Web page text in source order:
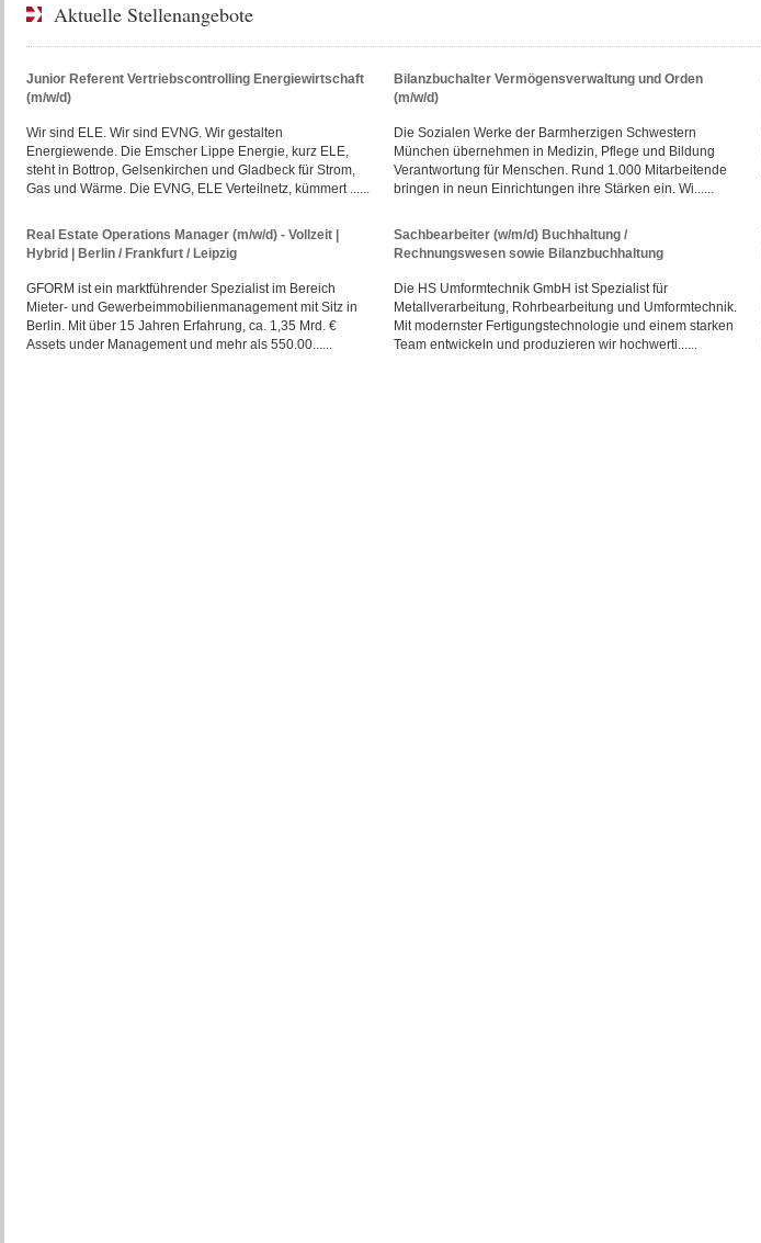
Aktuelle Stellenangebote
Junior Referent Vertriebscontrolling Energiewirtschaft
(m/w/d)
Wir sind ELE. Wir sind EVNG. Wir gestalten
Energiewende. Die Emscher Lippe Energie, kurz ELE,
steht in Bottrop, Gelsenkirchen und Gladbeck für Strom,
Gas und Wärme. Die EVNG, ELE Verteilnetz, kümmert ......
Bilanzbuchalter Vermögensverwaltung und Orden
(m/w/d)
Die Sozialen Werke der Barmherzigen Schwestern
München übernehmen in Medizin, Pflege und Bildung
Verantwortung für Menschen. Rund 1.000 Mitarbeitende
bringen in neun Einrichtungen ihre Stärken ein. Wi......
Real Estate Operations Manager (m/w/d) - Vollzeit |
Hybrid | Berlin / Frankfurt / Leipzig
GFORM ist ein marktführender Spezialist im Bereich
Mieter- und Gewerbeimmobilienmanagement mit Sitz in
Berlin. Mit über 15 Jahren Erfahrung, ca. 1,35 Mrd. €
Assets under Management und mehr als 550.00......
Sachbearbeiter (w/m/d) Buchhaltung /
Rechnungswesen sowie Bilanzbuchhaltung
Die HS Umformtechnik GmbH ist Spezialist für
Metallverarbeitung, Rohrbearbeitung und Umformtechnik.
Mit modernster Fertigungstechnologie und einem starken
Team entwickeln und produzieren wir hochwerti......